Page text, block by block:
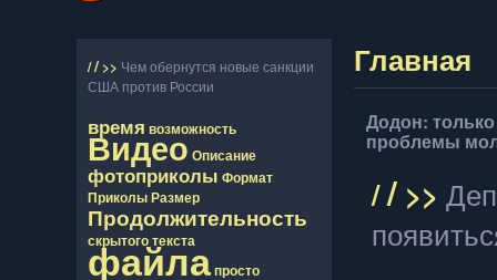
// >> Чем обернутся новые санкции
США против России
время возможность
ВидеоОписание
фотоприколы Формат
ПриколыРазмер
Продолжительность
скрытоготекста
файлапросто
Главная
Додон:
проблемы
// >>